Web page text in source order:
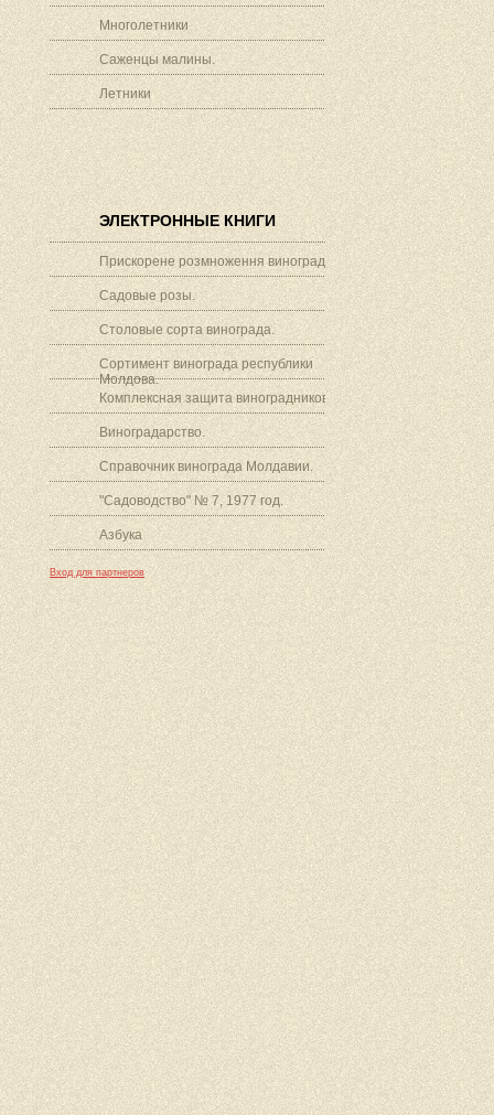
Многолетники
Саженцы малины.
Летники
ЭЛЕКТРОННЫЕ КНИГИ
Прискорене розмноження винограду.
Садовые розы.
Столовые сорта винограда.
Сортимент винограда республики
Молдова.
Комплексная защита виноградников.
Виноградарство.
Справочник винограда Молдавии.
"Садоводство" № 7, 1977 год.
Азбука
Вход для партнеров